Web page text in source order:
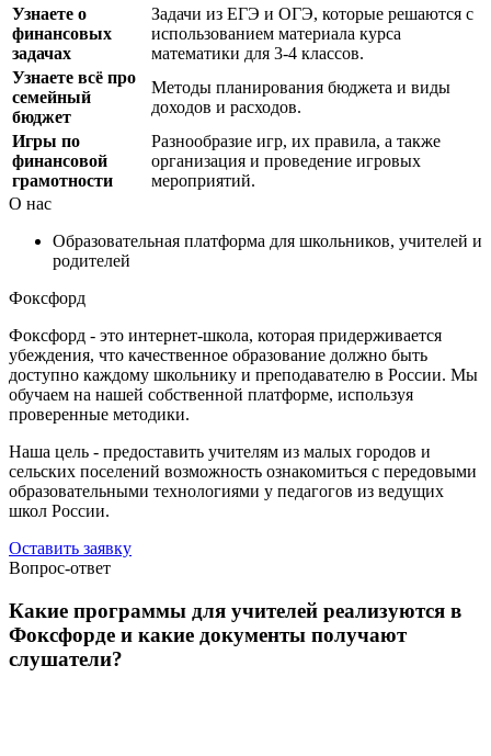
Узнаете о
финансовых
задачах
Задачи из ЕГЭ и ОГЭ, которые решаются с
использованием материала курса
математики для 3-4 классов.
Узнаете всё про
семейный
бюджет
Методы планирования бюджета и виды
доходов и расходов.
Игры по
финансовой
грамотности
Разнообразие игр, их правила, а также
организация и проведение игровых
мероприятий.
О нас
Образовательная платформа для школьников, учителей и
родителей
Фоксфорд
Фоксфорд - это интернет-школа, которая придерживается
убеждения, что качественное образование должно быть
доступно каждому школьнику и преподавателю в России. Мы
обучаем на нашей собственной платформе, используя
проверенные методики.
Наша цель - предоставить учителям из малых городов и
сельских поселений возможность ознакомиться с передовыми
образовательными технологиями у педагогов из ведущих
школ России.
Оставить заявку
Вопрос-ответ
Какие программы для учителей реализуются в
Фоксфорде и какие документы получают
слушатели?